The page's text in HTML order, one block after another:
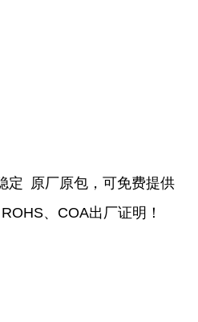
定
原厂原包，可免费提供
ROHS、 COA出厂证明！